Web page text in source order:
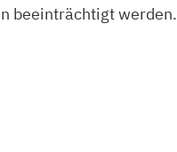
beeinträchtigt werden.